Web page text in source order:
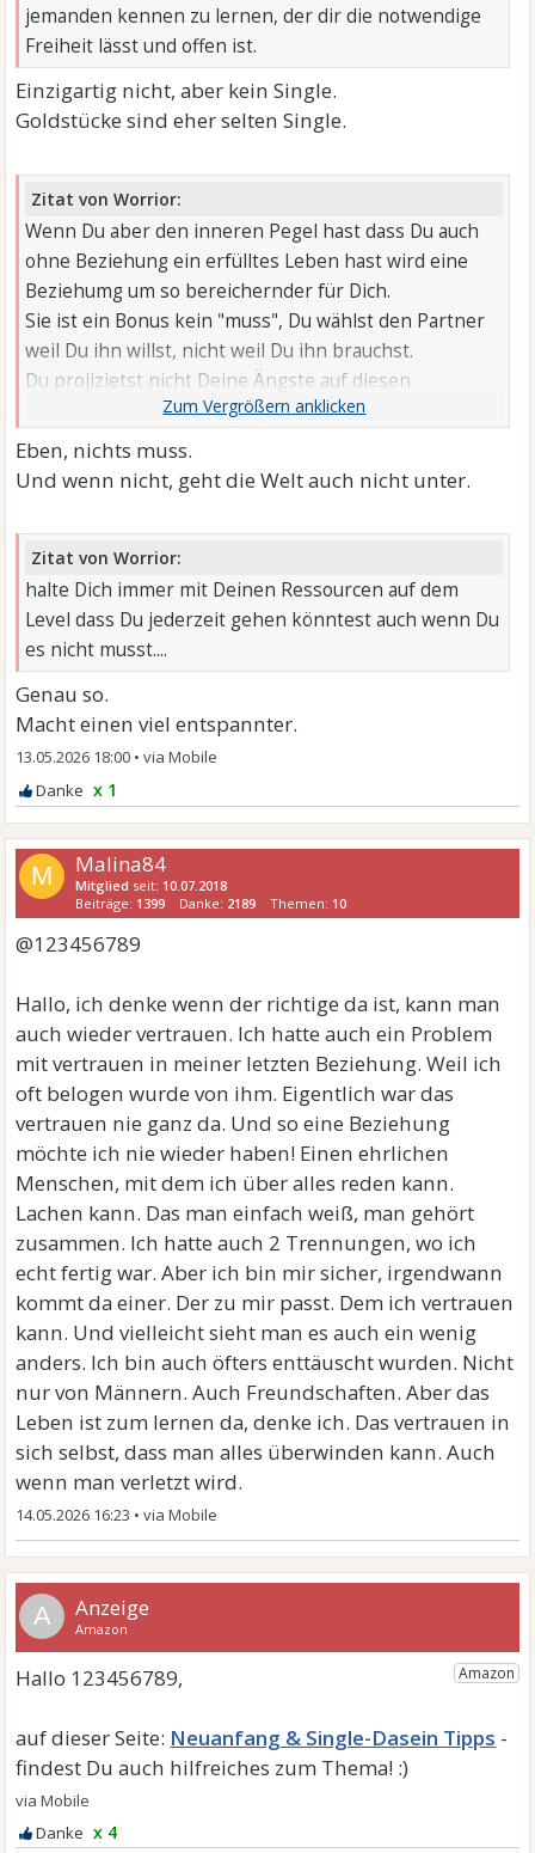
jemanden kennen zu lernen, der dir die notwendige
Freiheit lässt und offen ist.
Einzigartig nicht, aber kein Single.
Goldstücke sind eher selten Single.
Zitat von Worrior:
Wenn Du aber den inneren Pegel hast dass Du auch
ohne Beziehung ein erfülltes Leben hast wird eine
Beziehumg um so bereichernder für Dich.
Sie ist ein Bonus kein "muss", Du wählst den Partner
weil Du ihn willst, nicht weil Du ihn brauchst.
Du projizietst nicht Deine Ängste auf diesen
Menschen, das Beisammensein wird mit Leichtigkeit
bereichert.
Eben, nichts muss.
Und wenn nicht, geht die Welt auch nicht unter.
Zitat von Worrior:
halte Dich immer mit Deinen Ressourcen auf dem
Level dass Du jederzeit gehen könntest auch wenn Du
es nicht musst....
Genau so.
Macht einen viel entspannter.
13.05.2026 18:00 •
x 1
M Malina84
Mitglied seit: 10.07.2018
Beiträge: 1399 Danke: 2189 Themen: 10
@123456789
Hallo, ich denke wenn der richtige da ist, kann man
auch wieder vertrauen. Ich hatte auch ein Problem
mit vertrauen in meiner letzten Beziehung. Weil ich
oft belogen wurde von ihm. Eigentlich war das
vertrauen nie ganz da. Und so eine Beziehung
möchte ich nie wieder haben! Einen ehrlichen
Menschen, mit dem ich über alles reden kann.
Lachen kann. Das man einfach weiß, man gehört
zusammen. Ich hatte auch 2 Trennungen, wo ich
echt fertig war. Aber ich bin mir sicher, irgendwann
kommt da einer. Der zu mir passt. Dem ich vertrauen
kann. Und vielleicht sieht man es auch ein wenig
anders. Ich bin auch öfters enttäuscht wurden. Nicht
nur von Männern. Auch Freundschaften. Aber das
Leben ist zum lernen da, denke ich. Das vertrauen in
sich selbst, dass man alles überwinden kann. Auch
wenn man verletzt wird.
14.05.2026 16:23 •
A
Neuanfang & Single-Dasein Tipps
x 4